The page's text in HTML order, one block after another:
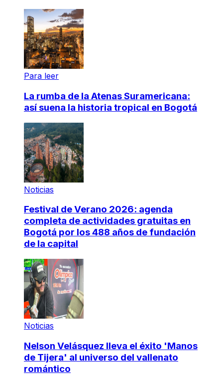
Para leer
La rumba de la Atenas Suramericana:
así suena la historia tropical en Bogotá
Noticias
Festival de Verano 2026: agenda
completa de actividades gratuitas en
Bogotá por los 488 años de fundación
de la capital
Noticias
Nelson Velásquez lleva el éxito 'Manos
de Tijera' al universo del vallenato
romántico